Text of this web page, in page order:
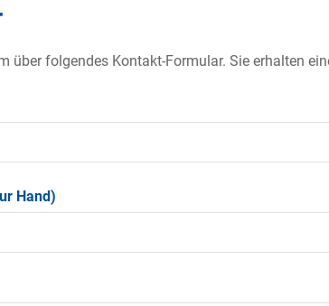
über folgendes Kontakt-Formular. Sie erhalten
Hand)